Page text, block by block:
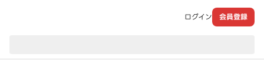
ログイン 会員登録